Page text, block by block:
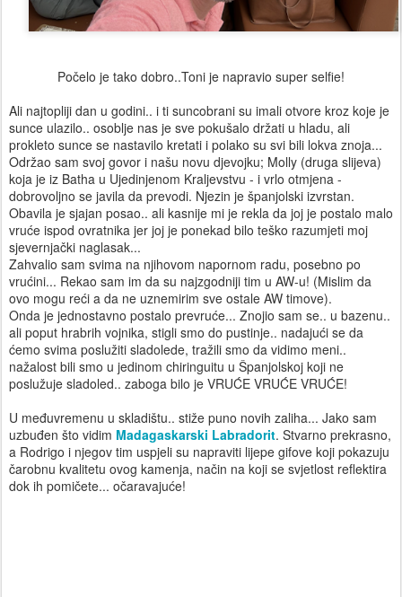
Počelo je tako dobro..Toni je napravio super selfie!
Ali najtopliji dan u godini.. i ti suncobrani su imali otvore kroz koje je
sunce ulazilo.. osoblje nas je sve pokušalo držati u hladu, ali
prokleto sunce se nastavilo kretati i polako su svi bili lokva znoja...
Održao sam svoj govor i našu novu djevojku; Molly (druga slijeva)
koja je iz Batha u Ujedinjenom Kraljevstvu - i vrlo otmjena -
dobrovoljno se javila da prevodi. Njezin je španjolski izvrstan.
Obavila je sjajan posao.. ali kasnije mi je rekla da joj je postalo malo
vruće ispod ovratnika jer joj je ponekad bilo teško razumjeti moj
sjevernjački naglasak...
Zahvalio sam svima na njihovom napornom radu, posebno po
vrućini... Rekao sam im da su najzgodniji tim u AW-u! (Mislim da
ovo mogu reći a da ne uznemirim sve ostale AW timove).
Onda je jednostavno postalo prevruće... Znojio sam se.. u bazenu..
ali poput hrabrih vojnika, stigli smo do pustinje.. nadajući se da
ćemo svima poslužiti sladolede, tražili smo da vidimo meni..
nažalost bili smo u jedinom chiringuitu u Španjolskoj koji ne
poslužuje sladoled.. zaboga bilo je VRUĆE VRUĆE VRUĆE!
U međuvremenu u skladištu.. stiže puno novih zaliha... Jako sam
uzbuđen što vidim Madagaskarski Labradorit. Stvarno prekrasno,
a Rodrigo i njegov tim uspjeli su napraviti lijepe gifove koji pokazuju
čarobnu kvalitetu ovog kamenja, način na koji se svjetlost reflektira
dok ih pomičete... očaravajuće!